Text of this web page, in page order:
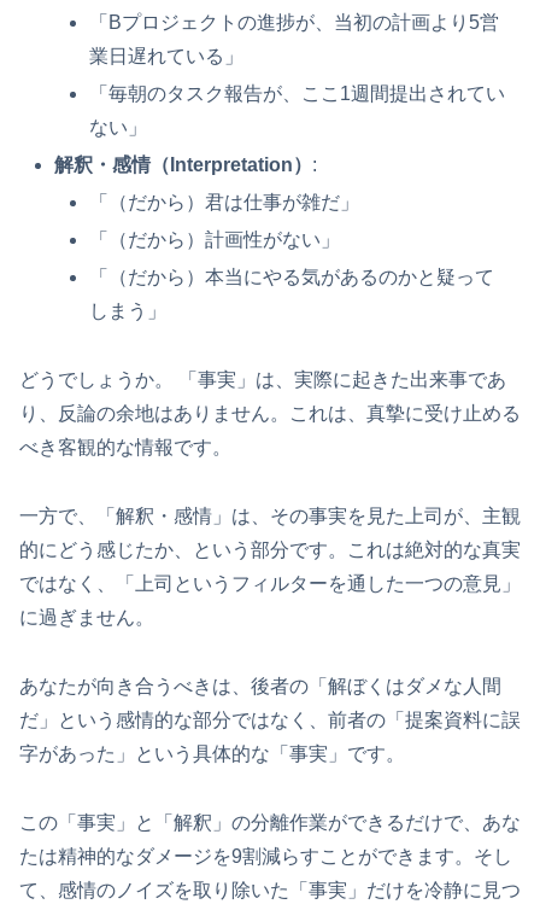
「Bプロジェクトの進捗が、当初の計画より5営
業日遅れている」
「毎朝のタスク報告が、ここ1週間提出されてい
ない」
解釈・感情（Interpretation） :
「（だから）君は仕事が雑だ」
「（だから）計画性がない」
「（だから）本当にやる気があるのかと疑って
しまう」
どうでしょうか。 「事実」は、実際に起きた出来事であ
り、反論の余地はありません。これは、真摯に受け止める
べき客観的な情報です。
一方で、「解釈・感情」は、その事実を見た上司が、主観
的にどう感じたか、という部分です。これは絶対的な真実
ではなく、「上司というフィルターを通した一つの意見」
に過ぎません。
あなたが向き合うべきは、後者の「解ぼくはダメな人間
だ」という感情的な部分ではなく、前者の「提案資料に誤
字があった」という具体的な「事実」です。
この「事実」と「解釈」の分離作業ができるだけで、あな
たは精神的なダメージを9割減らすことができます。そし
て、感情のノイズを取り除いた「事実」だけを冷静に見つ